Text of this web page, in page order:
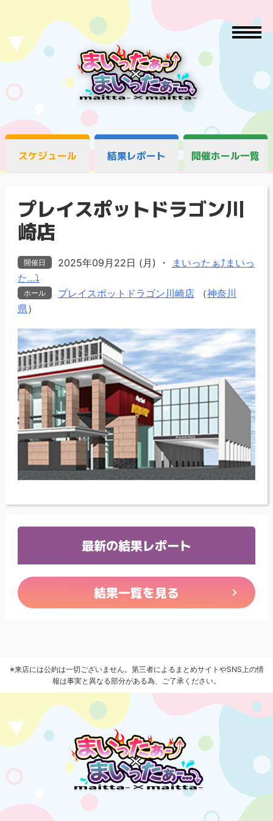
スケジュール 結果レポート 開催ホール一覧
プレイスポットドラゴン川
崎店
開催日 2025年09月22日 (月) ・
まいったぁ⤴まいっ
た...⤵
ホール プレイスポットドラゴン川崎店（神奈川
県）
最新の結果レポート
結果一覧を見る
※来店には公約は一切ございません。第三者によるまとめサイトやSNS上の情
報は事実と異なる部分がある為、ご了承ください。